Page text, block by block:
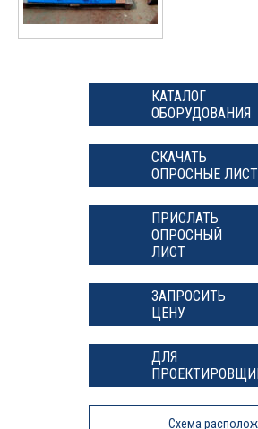
КАТАЛОГ
ОБОРУДОВАНИЯ
СКАЧАТЬ
ОПРОСНЫЕ
ПРИСЛАТЬ
ОПРОСНЫЙ
ЛИСТ
ЗАПРОСИТЬ
ЦЕНУ
ДЛЯ
Схема